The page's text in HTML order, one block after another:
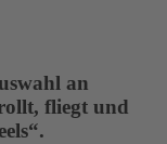
an
fliegt und